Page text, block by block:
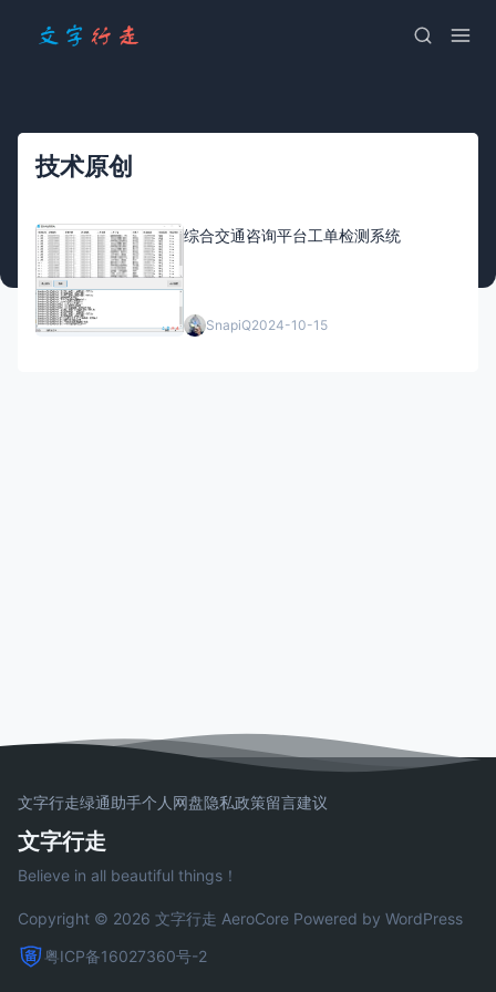
技术原创
综合交通咨询平台工单检测系统
SnapiQ2024-10-15
文字行走绿通助手个人网盘隐私政策留言建议
文字行走
Believe in all beautiful things！
Copyright © 2026 文字行走 AeroCore Powered by WordPress
粤ICP备16027360号-2